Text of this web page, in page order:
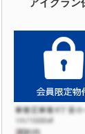
アイグラン